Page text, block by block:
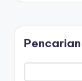
Pencarian